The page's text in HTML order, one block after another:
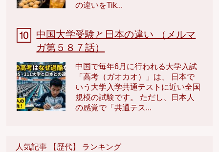
の違いをTik...
中国大学受験と日本の違い （メルマ
ガ第５８７話）
中国で毎年6月に行われる大学入試
「高考（ガオカオ）」は、 日本で
いう大学入学共通テストに近い全国
規模の試験です。 ただし、日本人
の感覚で「共通テス...
人気記事 【歴代】 ランキング